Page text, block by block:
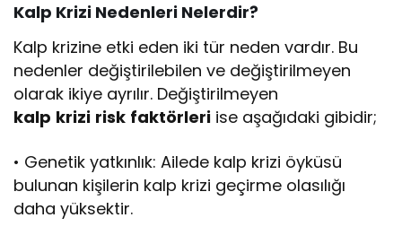
Kalp Krizi Nedenleri Nelerdir?
Kalp krizine etki eden iki tür neden vardır. Bu
nedenler değiştirilebilen ve değiştirilmeyen
olarak ikiye ayrılır. Değiştirilmeyen
kalp krizi risk faktörleri ise aşağıdaki gibidir;
• Genetik yatkınlık: Ailede kalp krizi öyküsü
bulunan kişilerin kalp krizi geçirme olasılığı
daha yüksektir.